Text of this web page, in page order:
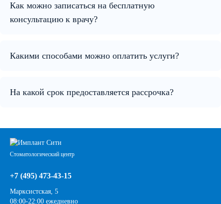
Как можно записаться на бесплатную
консультацию к врачу?
Какими способами можно оплатить услуги?
На какой срок предоставляется рассрочка?
Стоматологический центр
+7 (495) 473-43-15
Марксистская, 5
08:00-22:00 ежедневно